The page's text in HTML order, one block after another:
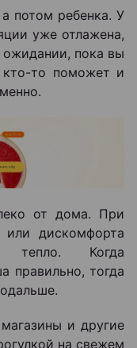
а потом ребенка. У
уже отлажена,
ожидании, пока вы
кто-то поможет и
от дома. При
или дискомфорта
тепло. Когда
правильно, тогда
и другие
на свежем